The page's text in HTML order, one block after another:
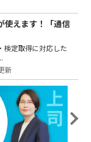
使えます！「通信
検定取得に対応した
新